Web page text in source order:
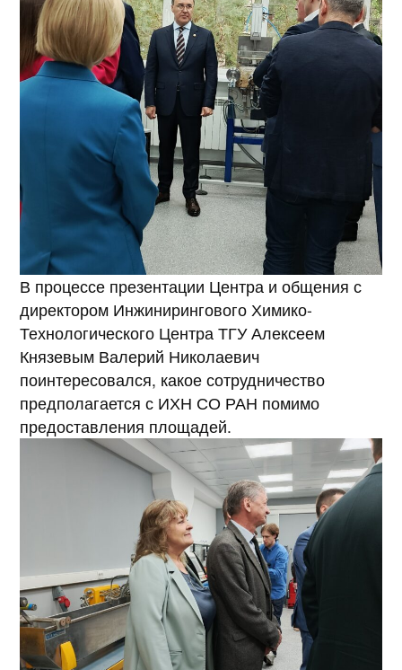
В процессе презентации Центра и общения с
директором Инжинирингового Химико-
Технологического Центра ТГУ Алексеем
Князевым Валерий Николаевич
поинтересовался, какое сотрудничество
предполагается с ИХН СО РАН помимо
предоставления площадей.